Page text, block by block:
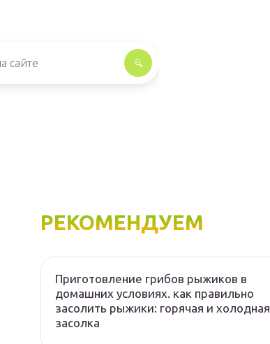
РЕКОМЕНДУЕМ
Приготовление грибов рыжиков в
домашних условиях. как правильно
засолить рыжики: горячая и холодная
засолка